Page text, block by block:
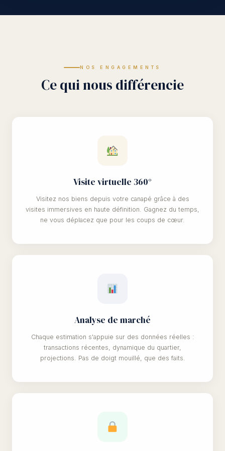
NOS ENGAGEMENTS
Ce qui nous différencie
Visite virtuelle 360°
Visitez nos biens depuis votre canapé grâce à des
visites immersives en haute définition. Gagnez du temps,
ne vous déplacez que pour les coups de cœur.
Analyse de marché
Chaque estimation s'appuie sur des données réelles :
transactions récentes, dynamique du quartier,
projections. Pas de doigt mouillé, que des faits.